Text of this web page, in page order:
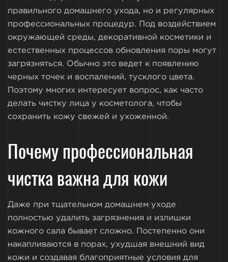
правильного домашнего ухода, но и регулярных
профессиональных процедур. Под воздействием
окружающей среды, декоративной косметики и
естественных процессов обновления поры могут
загрязняться. Обычно это ведет к появлению
черных точек и воспалений, тусклого цвета.
Поэтому многих интересует вопрос, как часто
делать чистку лица у косметолога, чтобы
сохранить кожу свежей и ухоженной.
Почему профессиональная
чистка важна для кожи
Даже при тщательном домашнем уходе
полностью удалить загрязнения и излишки
кожного сала бывает сложно. Постепенно они
накапливаются в порах, ухудшая внешний вид
кожи и создавая благоприятные условия для